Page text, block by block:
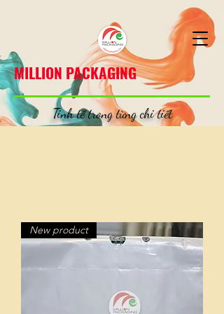
MILLION PACKAGING
Tinh tế trong từng chi tiết
New product